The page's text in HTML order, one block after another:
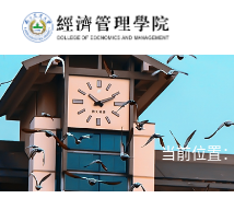
当前位置